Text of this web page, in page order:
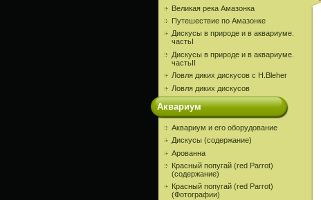
Великая река Амазонка
Путешествие по Амазонке
Дискусы в природе и в аквариуме.
частьI
Дискусы в природе и в аквариуме.
частьII
Ловля диких дискусов c H.Bleher
Ловля диких дискусов
Аквариум
Аквариум и его оборудование
Дискусы (содержание)
Арованна
Красный попугай (red Parrot)
(содержание)
Красный попугай (red Parrot)
(Фотографии)